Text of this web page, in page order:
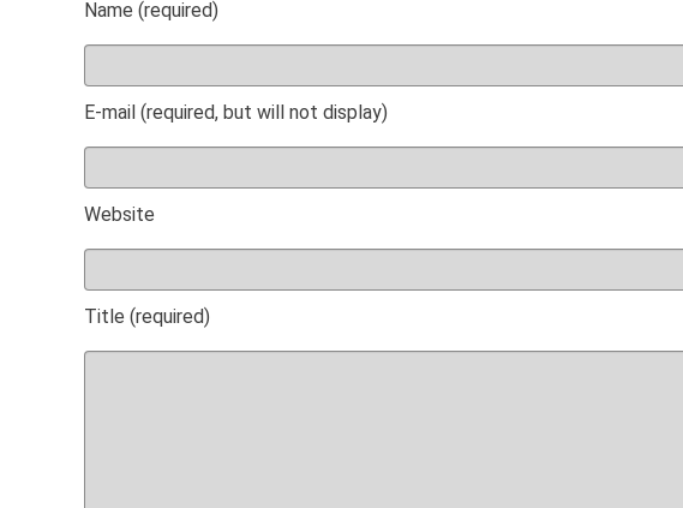
Name (required)
E-mail (required, but will not display)
Website
Title (required)